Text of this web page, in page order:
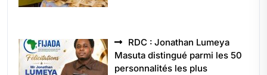
RDC : Jonathan Lumeya
Masuta distingué parmi les 50
personnalités les plus